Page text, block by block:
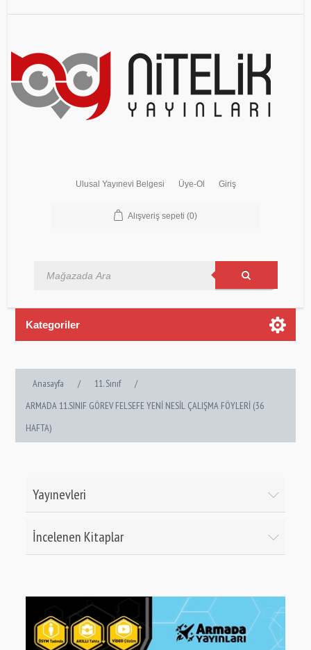
Ulusal Yayınevi Belgesi Üye-Ol Giriş
Alışveriş sepeti (0)
Kategoriler
Anasayfa / 11. Sınıf
/
ARMADA 11.SINIF GÖREV FELSEFE YENİ NESİL ÇALIŞMA FÖYLERİ (36
HAFTA)
Yayınevleri
İncelenen Kitaplar